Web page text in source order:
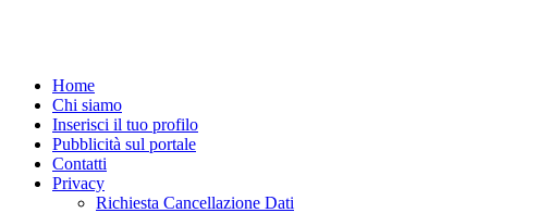
Home
Chi siamo
Inserisci il tuo profilo
Pubblicità sul portale
Contatti
Privacy
Richiesta Cancellazione Dati